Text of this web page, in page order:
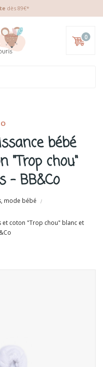
dès 89€*
0
bébé
"Trop chou"
- BB&Co
mode bébé
et coton "Trop chou" blanc et